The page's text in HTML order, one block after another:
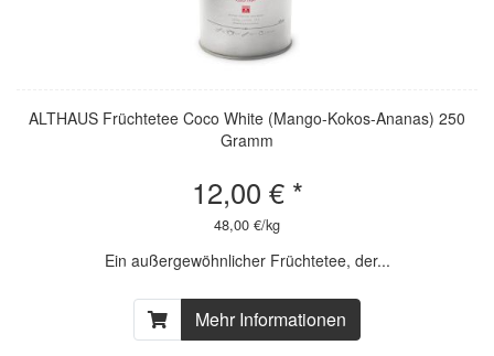
ALTHAUS Früchtetee Coco White (Mango-Kokos-Ananas) 250
Gramm
12,00 € *
48,00 €/kg
Ein außergewöhnlicher Früchtetee, der...
Mehr Informationen